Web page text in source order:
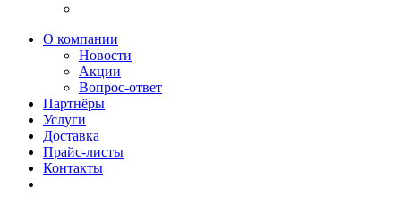
О компании
Новости
Акции
Вопрос-ответ
Партнёры
Услуги
Доставка
Прайс-листы
Контакты